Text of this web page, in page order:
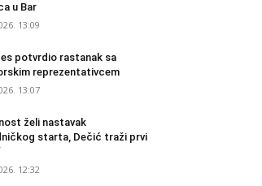
u Bar
13:09
potvrdio rastanak sa
reprezentativcem
13:07
želi nastavak
starta, Dečić traži prvi
12:32